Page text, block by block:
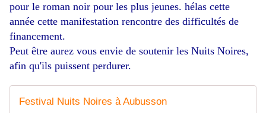
pour le roman noir pour les plus jeunes. hélas cette
année cette manifestation rencontre des difficultés de
financement.
Peut être aurez vous envie de soutenir les Nuits Noires,
afin qu'ils puissent perdurer.
Festival Nuits Noires à Aubusson